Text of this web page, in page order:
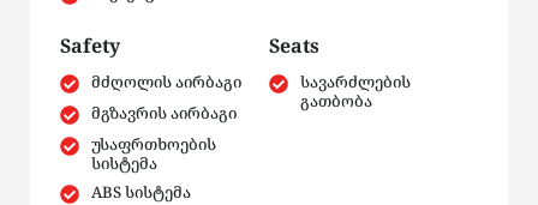
Safety
მძღოლის აირბაგი
მგზავრის აირბაგი
უსაფრთხოების
სისტემა
ABS სისტემა
Seats
სავარძლების
გათბობა